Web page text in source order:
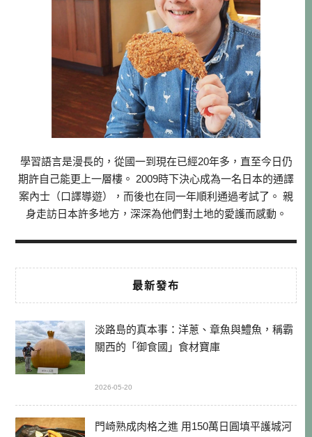
學習語言是漫長的，從國一到現在已經20年多，直至今日仍
期許自己能更上一層樓。 2009時下決心成為一名日本的通譯
案內士（口譯導遊），而後也在同一年順利通過考試了。 親
身走訪日本許多地方，深深為他們對土地的愛護而感動。
最新發布
淡路島的真本事：洋蔥、章魚與鱧魚，稱霸
關西的「御食國」食材寶庫
2026-05-20
門崎熟成肉格之進 用150萬日圓填平護城河